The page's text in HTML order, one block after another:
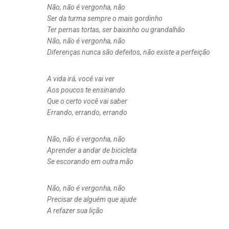
Não, não é vergonha, não
Ser da turma sempre o mais gordinho
Ter pernas tortas, ser baixinho ou grandalhão
Não, não é vergonha, não
Diferenças nunca são defeitos, não existe a perfeição
A vida irá, você vai ver
Aos poucos te ensinando
Que o certo você vai saber
Errando, errando, errando
Não, não é vergonha, não
Aprender a andar de bicicleta
Se escorando em outra mão
Não, não é vergonha, não
Precisar de alguém que ajude
A refazer sua lição